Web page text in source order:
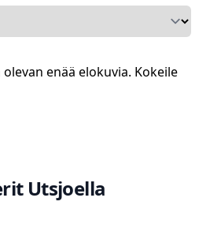
enää elokuvia. Kokeile
Utsjoella